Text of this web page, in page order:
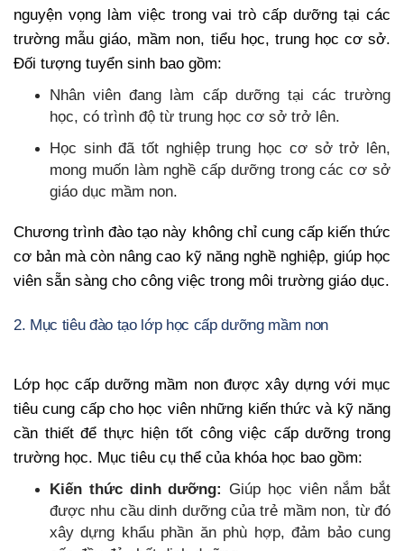
nguyện vọng làm việc trong vai trò cấp dưỡng tại các
trường mẫu giáo, mầm non, tiểu học, trung học cơ sở.
Đối tượng tuyển sinh bao gồm:
Nhân viên đang làm cấp dưỡng tại các trường
học, có trình độ từ trung học cơ sở trở lên.
Học sinh đã tốt nghiệp trung học cơ sở trở lên,
mong muốn làm nghề cấp dưỡng trong các cơ sở
giáo dục mầm non.
Chương trình đào tạo này không chỉ cung cấp kiến thức
cơ bản mà còn nâng cao kỹ năng nghề nghiệp, giúp học
viên sẵn sàng cho công việc trong môi trường giáo dục.
2. Mục tiêu đào tạo lớp học cấp dưỡng mầm non
Lớp học cấp dưỡng mầm non được xây dựng với mục
tiêu cung cấp cho học viên những kiến thức và kỹ năng
cần thiết để thực hiện tốt công việc cấp dưỡng trong
trường học. Mục tiêu cụ thể của khóa học bao gồm:
Kiến thức dinh dưỡng: Giúp học viên nắm bắt
được nhu cầu dinh dưỡng của trẻ mầm non, từ đó
xây dựng khẩu phần ăn phù hợp, đảm bảo cung